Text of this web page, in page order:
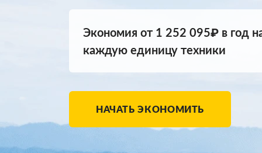
Экономия от 1 252 095₽ в год
каждую единицу техники
НАЧАТЬ ЭКОНОМИТЬ